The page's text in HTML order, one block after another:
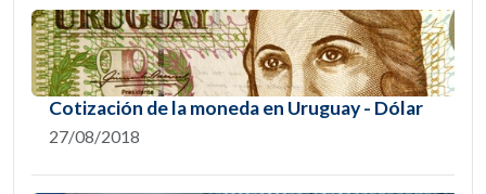
Cotización de la moneda en Uruguay - Dólar
27/08/2018